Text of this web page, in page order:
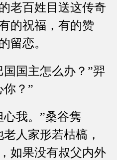
老百姓目送这传奇
的祝福，有的赞
留恋。
国主怎么办？”羿
你？”
我。”桑谷隽
人家形若枯槁，
如果没有叔父内外